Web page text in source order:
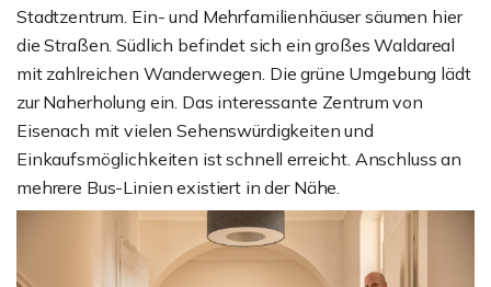
Stadtzentrum. Ein- und Mehrfamilienhäuser säumen hier
die Straßen. Südlich befindet sich ein großes Waldareal
mit zahlreichen Wanderwegen. Die grüne Umgebung lädt
zur Naherholung ein. Das interessante Zentrum von
Eisenach mit vielen Sehenswürdigkeiten und
Einkaufsmöglichkeiten ist schnell erreicht. Anschluss an
mehrere Bus-Linien existiert in der Nähe.